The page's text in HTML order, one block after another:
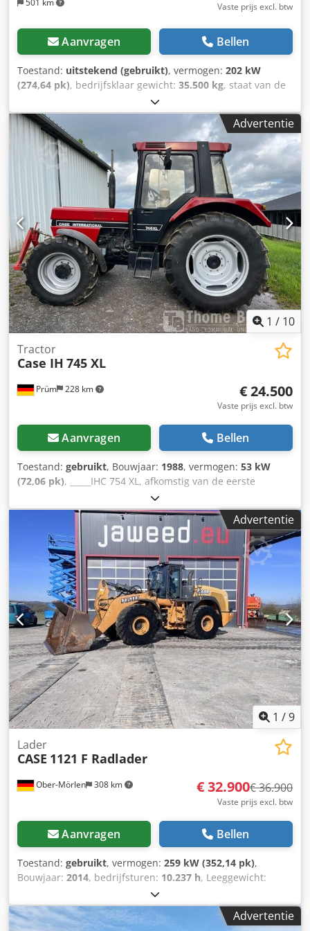
501 km
Vaste prijs excl. btw
Aanvragen Bellen
Toestand: uitstekend (gebruikt), vermogen: 202 kW
(274,64 pk), bedrijfsklaar gewicht: 35.500 kg, staat van de
2006, bedrijfsturen:
Uitrusting:airconditioning, CASE CX330 Bouwjaar: 2006
Bedrijfstijden: 9.139 uur Gesloten cabine Airconditioning
Radio Centrale smering Standaard giek Steel: 3,30 m
Volledige hydraulische leidingen (voor hamer, grijper,
schaar) Credpfx Aezp Rm Reguef Snelwisselsysteem OQ80
1x bak – 800 mm breed 1x grijper – functioneert, maar
heeft reparatie nodig Onderstel in goede staat, circa 70%
over Bodemplaten 600 mm breed Isuzu motor met 202 kW
CE-keuring Transportafmetingen: 10,8 x 3 x 3,40 m
Bedrijfsgewicht: 35,5 ton.
Advertentie
1 / 10
Prüm 228 km
Tractor
Case IH 745 XL
€ 24.500
Vaste prijs excl. btw
Aanvragen Bellen
Toestand: gebruikt, Bouwjaar: 1988, vermogen: 53 kW
(72,06 pk), _____IHC 754 XL, afkomstig van de eerste
eigenaar, in uitstekende staat. Bedrijfstijden: ca. 8.600 uur.
Bouwjaar: 1988. Voorste hefinrichting. Voorste aftakas. 30
km/u versnellingsbak. Crsdpfjzdmutjx Aguef Prijs: €
24.500,00 (exclusief BTW). Locatie: null
Advertentie
1 /9
Ober-Mörlen 308 km
Lader
CASE 1121 F Radlader
€ 32.900€ 36.900
Vaste prijs excl. btw
Aanvragen Bellen
Toestand: gebruikt, vermogen: 259 kW (352,14 pk),
Bouwjaar: 2014, bedrijfsturen: 10.237 h, Leeggewicht:
27.024 kg Neem contact op met Emal Jaweed voor meer
informatie. Wiellader, Case 1121F, bouwjaar 2014,
bedrijfsuren: 10.237 h, lengte: 8.960 mm, breedte: 2.990
Advertentie